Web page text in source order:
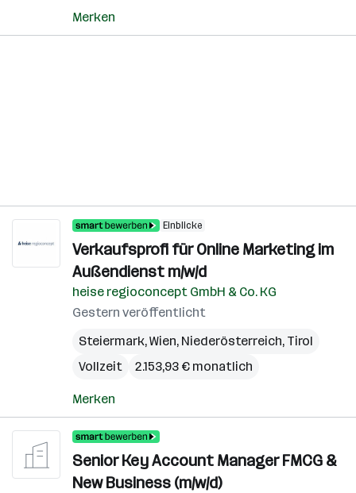
Merken
Einblicke
Verkaufsprofi für Online Marketing im
Außendienst m/w/d
heise regioconcept GmbH & Co. KG
Gestern veröffentlicht
Steiermark,Wien, Niederösterreich, Tirol
Vollzeit
2.153,93 € monatlich
Merken
Senior Key Account Manager FMCG &
New Business (m/w/d)